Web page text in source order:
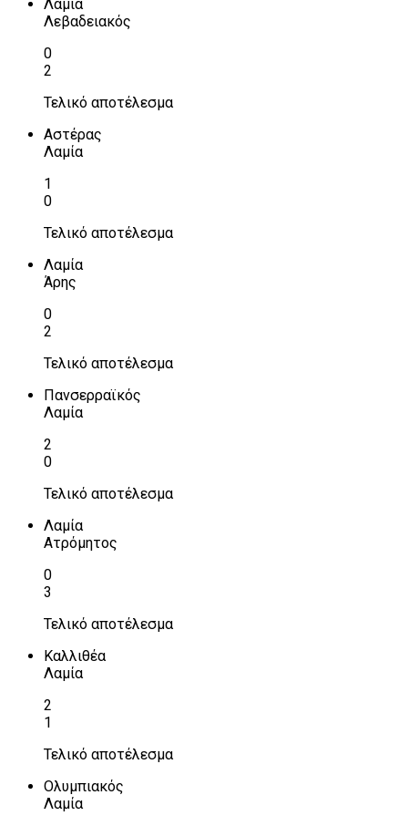
Λαμία
Λεβαδειακός
0
2
Τελικό αποτέλεσμα
Αστέρας
Λαμία
1
0
Τελικό αποτέλεσμα
Λαμία
Άρης
0
2
Τελικό αποτέλεσμα
Πανσερραϊκός
Λαμία
2
0
Τελικό αποτέλεσμα
Λαμία
Ατρόμητος
0
3
Τελικό αποτέλεσμα
Καλλιθέα
Λαμία
2
1
Τελικό αποτέλεσμα
Ολυμπιακός
Λαμία